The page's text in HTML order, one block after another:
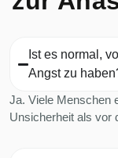
Ist es normal,
Angst zu
Ja. Viele Menschen
Unsicherheit als vor